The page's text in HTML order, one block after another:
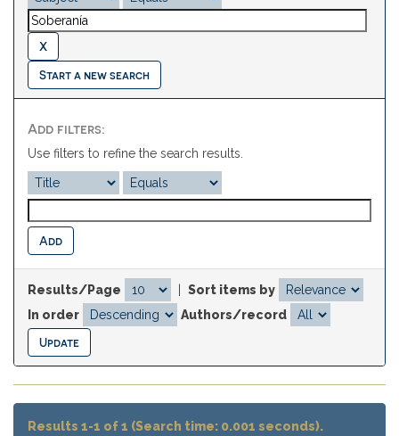
Start a new search
Add filters:
Use filters to refine the search results.
Results/Page
Sort items by
In order
Authors/record
Results 1-1 of 1 (Search time: 0.001 seconds).